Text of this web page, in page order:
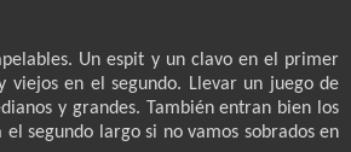
Un espit y un clavo en el primer
viejos en el segundo. Llevar un juego de
y grandes. También entran bien los
segundo largo si no vamos sobrados en